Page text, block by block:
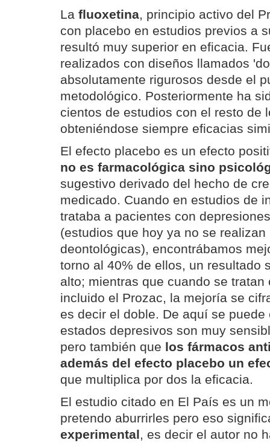
La fluoxetina, principio activo del
con placebo en estudios previos a
resultó muy superior en eficacia.
realizados con diseños llamados
absolutamente rigurosos desde el
metodológico. Posteriormente ha
cientos de estudios con el resto de
obteniéndose siempre eficacias
El efecto placebo es un efecto
no es farmacológica sino
sugestivo derivado del hecho de
medicado. Cuando en estudios de
trataba a pacientes con
(estudios que hoy ya no se
deontológicas), encontrábamos
torno al 40% de ellos, un resultado
alto; mientras que cuando se
incluido el Prozac, la mejoría se
es decir el doble. De aquí se
estados depresivos son muy
pero también que los fármacos
además del efecto placebo un
que multiplica por dos la eficacia.
El estudio citado en El País es un
pretendo aburrirles pero eso
experimental, es decir el autor no